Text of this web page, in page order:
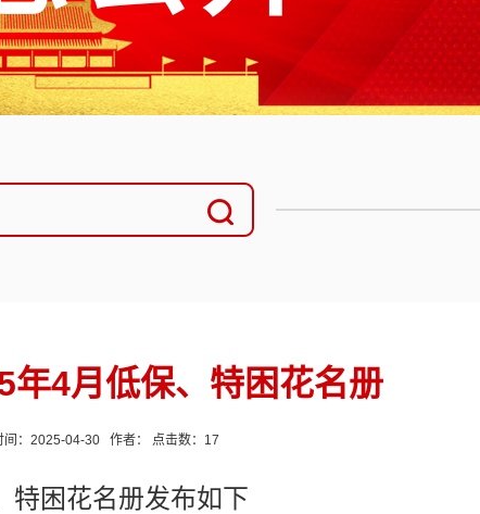
年4月低保、特困花名册
间：2025-04-30 作者： 点击数： 17
特困花名册发布如下